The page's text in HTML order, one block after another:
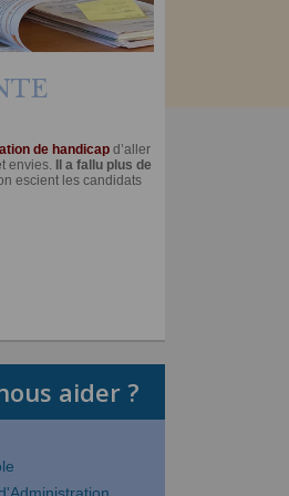
de handicapd’aller
envies. Il a fallu plus de
escient les candidats
aider ?